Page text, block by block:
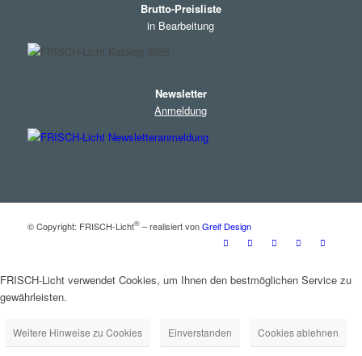
Brutto-Preisliste
in Bearbeitung
Newsletter
Anmeldung
© Copyright: FRISCH-Licht®– realisiert vonGreif Design
FRISCH-Licht verwendet Cookies, um Ihnen den bestmöglichen Service zu
gewährleisten.
Weitere Hinweise zu Cookies Einverstanden Cookies ablehnen